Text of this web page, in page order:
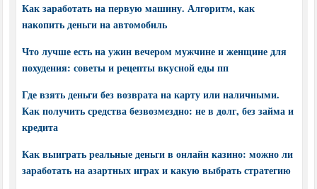
Как заработать на первую машину. Алгоритм, как
накопить деньги на автомобиль
Что лучше есть на ужин вечером мужчине и женщине для
похудения: советы и рецепты вкусной еды пп
Где взять деньги без возврата на карту или наличными.
Как получить средства безвозмездно: не в долг, без займа и
кредита
Как выиграть реальные деньги в онлайн казино: можно ли
заработать на азартных играх и какую выбрать стратегию